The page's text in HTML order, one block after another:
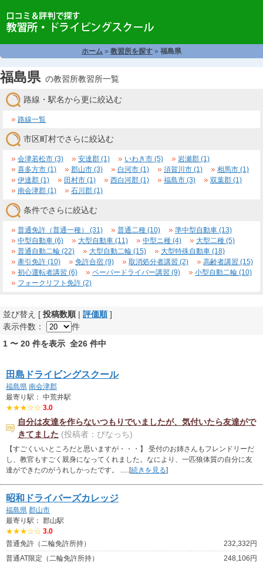
ホーム » 教習所を探す » 福島県
福島県 の教習所教習所一覧
路線・駅名から更に絞込む
路線一覧
市区町村でさらに絞込む
会津若松市 (3) 安達郡 (1) いわき市 (5)
岩瀬郡 (1)
喜多方市 (1)
郡山市 (3) 白河市 (1) 須賀川市 (1)
相馬市 (1)
伊達郡 (1)
田村市 (1) 西白河郡 (1) 福島市 (3)
双葉郡 (1)
南会津郡 (1)
石川郡 (1)
条件でさらに絞込む
普通免許（普通一種） (31) 普通二種 (10)
準中型自動車 (13)
中型自動車 (6)
大型自動車 (11) 中型ニ種 (4)
大型二種 (5)
普通自動二輪 (22)
大型自動二輪 (15)
大型特殊自動車 (18)
牽引免許 (10)
免許合宿 (9) 取消処分者講習 (2)
高齢者講習 (15)
初心運転者講習 (6)
ペーパードライバー講習 (9)
小型自動二輪 (10)
フォークリフト免許 (2)
並び替え [ 投稿数順| 評価順]
表示件数：
件
1 〜 20 件を表示 全26 件中
田島ドライビングスクール
福島県 南会津郡
最寄り駅： 中荒井駅
★★★☆☆ 3.0
自分は友達を作らないつもりでいましたが、気付いたら友達がで
きてました (投稿者：ぴなっち)
【すごくいいところだと思いますが・・・】 受付のお姉さんもフレンドリーだ
し、教官もすごく親身になってくれました。なにより、一匹狼体質の自分に友
達ができたのがうれしかったです。 .....[続きを見る]
昭和ドライバーズカレッジ
福島県 郡山市
最寄り駅： 郡山駅
★★★☆☆ 3.0
普通免許（二輪免許所持）
232,332円
普通AT限定（二輪免許所持）
248,106円